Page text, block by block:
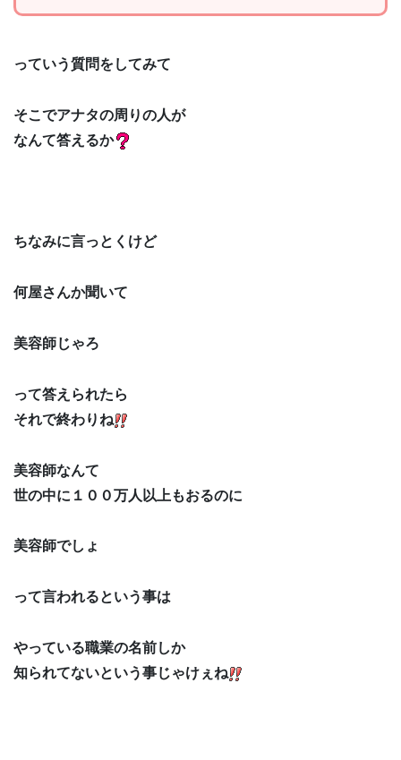
っていう質問をしてみて
そこでアナタの周りの人が
なんて答えるか
ちなみに言っとくけど
何屋さんか聞いて
美容師じゃろ
って答えられたら
それで終わりね
美容師なんて
世の中に１００万人以上もおるのに
美容師でしょ
って言われるという事は
やっている職業の名前しか
知られてないという事じゃけぇね